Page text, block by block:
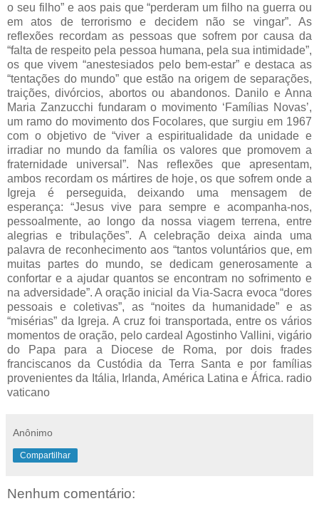
o seu filho” e aos pais que “perderam um filho na guerra ou
em atos de terrorismo e decidem não se vingar”. As
reflexões recordam as pessoas que sofrem por causa da
“falta de respeito pela pessoa humana, pela sua intimidade”,
os que vivem “anestesiados pelo bem-estar” e destaca as
“tentações do mundo” que estão na origem de separações,
traições, divórcios, abortos ou abandonos. Danilo e Anna
Maria Zanzucchi fundaram o movimento ‘Famílias Novas’,
um ramo do movimento dos Focolares, que surgiu em 1967
com o objetivo de “viver a espiritualidade da unidade e
irradiar no mundo da família os valores que promovem a
fraternidade universal”. Nas reflexões que apresentam,
ambos recordam os mártires de hoje, os que sofrem onde a
Igreja é perseguida, deixando uma mensagem de
esperança: “Jesus vive para sempre e acompanha-nos,
pessoalmente, ao longo da nossa viagem terrena, entre
alegrias e tribulações”. A celebração deixa ainda uma
palavra de reconhecimento aos “tantos voluntários que, em
muitas partes do mundo, se dedicam generosamente a
confortar e a ajudar quantos se encontram no sofrimento e
na adversidade”. A oração inicial da Via-Sacra evoca “dores
pessoais e coletivas”, as “noites da humanidade” e as
“misérias” da Igreja. A cruz foi transportada, entre os vários
momentos de oração, pelo cardeal Agostinho Vallini, vigário
do Papa para a Diocese de Roma, por dois frades
franciscanos da Custódia da Terra Santa e por famílias
provenientes da Itália, Irlanda, América Latina e África. radio
vaticano
Anônimo
Compartilhar
Nenhum comentário: